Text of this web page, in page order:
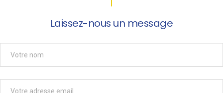
Laissez-nous un message